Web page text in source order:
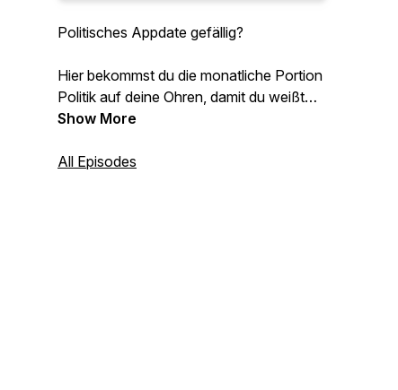
Politisches Appdate gefällig?
Hier bekommst du die monatliche Portion
Politik auf deine Ohren, damit du weißt
was in Südtirol abgeht!
Viel Spaß! :)
Show More
All Episodes